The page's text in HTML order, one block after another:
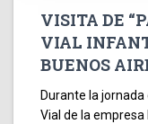
VISITA DE
VIAL
BUENOS
Durante la
Vial de la empresa